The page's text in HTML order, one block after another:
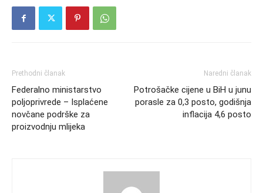
Prethodni članak
Federalno ministarstvo
poljoprivrede – Isplaćene
novčane podrške za
proizvodnju mlijeka
Naredni članak
Potrošačke cijene u BiH u junu
porasle za 0,3 posto, godišnja
inflacija 4,6 posto